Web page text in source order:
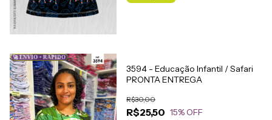
🚀 ENVIO + RÁPIDO
3594 - Educação Infantil / Safari
PRONTA ENTREGA
R$25,50
R$30,00
15% OFF